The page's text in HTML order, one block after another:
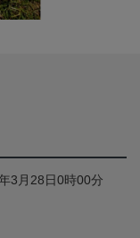
3月28日0時00分